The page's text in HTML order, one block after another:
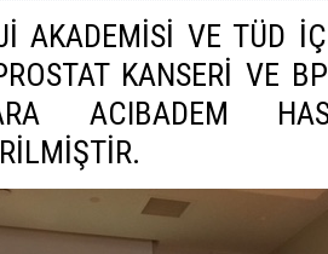
AKADEMİSİ VE TÜD
KANSERİ VE
ACIBADEM